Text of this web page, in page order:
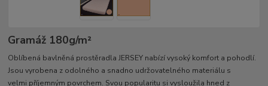
Gramáž 180g/m²­
Oblíbená bavlněná prostěradla JERSEY nabízí vysoký komfort a pohodlí.
Jsou vyrobena z odolného a snadno udržovatelného materiálu s
velmi příjemným povrchem. Svou popularitu si vysloužila hned z